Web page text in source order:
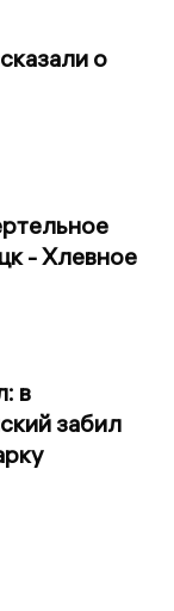
о
- Хлевное
в
забил